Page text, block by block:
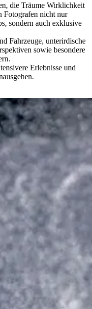
die Träume Wirklichkeit
Fotografen nicht nur
sondern auch exklusive
Fahrzeuge, unterirdische
sowie besondere
Erlebnisse und